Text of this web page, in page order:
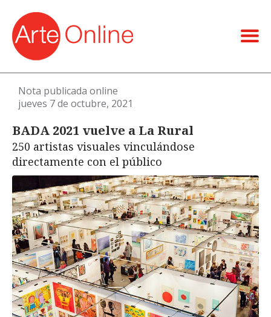
Nota publicada online
jueves 7 de octubre, 2021
BADA 2021 vuelve a La Rural
250 artistas visuales vinculándose
directamente con el público